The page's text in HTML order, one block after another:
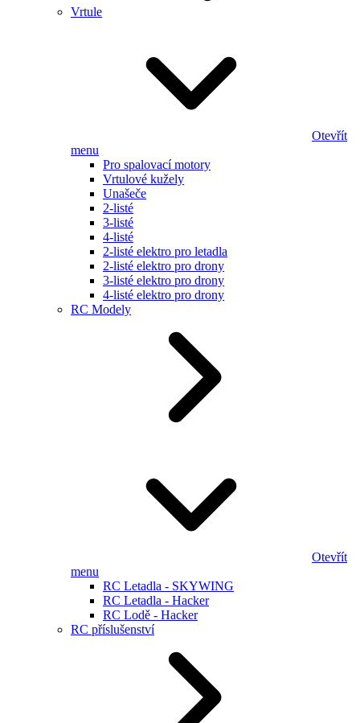
Vrtule
Otevřít
menu
Pro spalovací motory
Vrtulové kužely
Unašeče
2-listé
3-listé
4-listé
2-listé elektro pro letadla
2-listé elektro pro drony
3-listé elektro pro drony
4-listé elektro pro drony
RC Modely
Otevřít
menu
RC Letadla - SKYWING
RC Letadla - Hacker
RC Lodě - Hacker
RC příslušenství